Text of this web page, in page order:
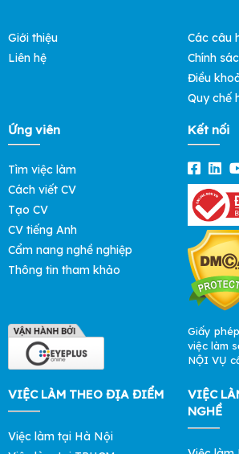
Giới thiệu
Liên hệ
Các câu
Chính
Điều
Quy chế
Ứng viên
Tìm việc làm
Cách viết CV
Tạo CV
CV tiếng Anh
Cẩm nang nghề nghiệp
Thông tin tham khảo
Kết nối
Giấy
việc làm
NỘI VỤ
VIỆC LÀM THEO ĐỊA ĐIỂM
Việc làm tại Hà Nội
VIỆC
NGHỀ